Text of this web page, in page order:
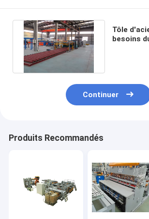
Tôle
besoins
Continuer
Produits Recommandés